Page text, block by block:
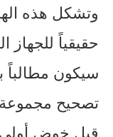
وتشكل هذه
حقيقياً للجهاز
سيكون مطالباً
تصحيح مجموعة
قبل خوض أولى